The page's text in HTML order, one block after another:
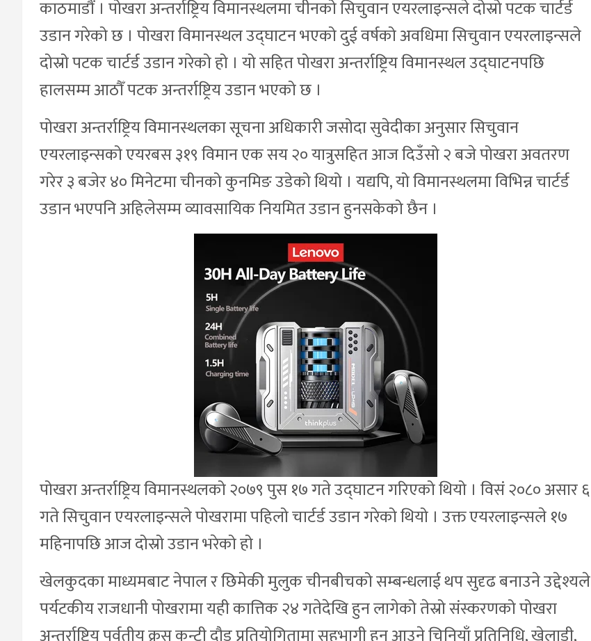
काठमाडौं । पोखरा अन्तर्राष्ट्रिय विमानस्थलमा चीनको सिचुवान एयरलाइन्सले दोस्रो पटक चार्टर्ड
उडान गरेको छ । पोखरा विमानस्थल उद्घाटन भएको दुई वर्षको अवधिमा सिचुवान एयरलाइन्सले
दोस्रो पटक चार्टर्ड उडान गरेको हो । यो सहित पोखरा अन्तर्राष्ट्रिय विमानस्थल उद्घाटनपछि
हालसम्म आठौँ पटक अन्तर्राष्ट्रिय उडान भएको छ ।
पोखरा अन्तर्राष्ट्रिय विमानस्थलका सूचना अधिकारी जसोदा सुवेदीका अनुसार सिचुवान
एयरलाइन्सको एयरबस ३१९ विमान एक सय २० यात्रुसहित आज दिउँसो २ बजे पोखरा अवतरण
गरेर ३ बजेर ४० मिनेटमा चीनको कुनमिङ उडेको थियो । यद्यपि, यो विमानस्थलमा विभिन्न चार्टर्ड
उडान भएपनि अहिलेसम्म व्यावसायिक नियमित उडान हुनसकेको छैन ।
पोखरा अन्तर्राष्ट्रिय विमानस्थलको २०७९ पुस १७ गते उद्घाटन गरिएको थियो । विसं २०८० असार ६
गते सिचुवान एयरलाइन्सले पोखरामा पहिलो चार्टर्ड उडान गरेको थियो । उक्त एयरलाइन्सले १७
महिनापछि आज दोस्रो उडान भरेको हो ।
खेलकुदका माध्यमबाट नेपाल र छिमेकी मुलुक चीनबीचको सम्बन्धलाई थप सुदृढ बनाउने उद्देश्यले
पर्यटकीय राजधानी पोखरामा यही कात्तिक २४ गतेदेखि हुन लागेको तेस्रो संस्करणको पोखरा